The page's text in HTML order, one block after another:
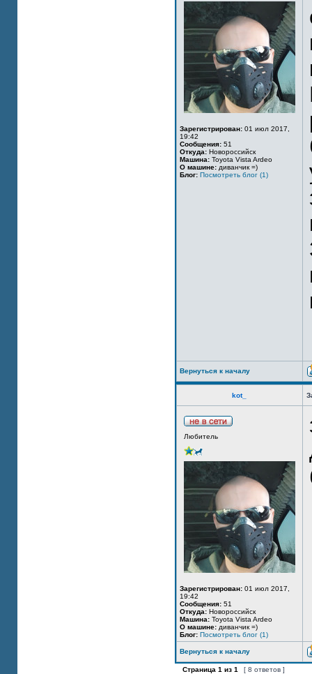
Зарегистрирован: 01 июл 2017,
19:42
Сообщения: 51
Откуда: Новороссийск
Машина: Toyota Vista Ardeo
О машине: диванчик =)
Блог: Посмотреть блог (1)
Вернуться к началу
kot_
Любитель
Зарегистрирован: 01 июл 2017,
19:42
Сообщения: 51
Откуда: Новороссийск
Машина: Toyota Vista Ardeo
О машине: диванчик =)
Блог: Посмотреть блог (1)
Вернуться к началу
Страница 1 из 1 [ 8 ответов ]